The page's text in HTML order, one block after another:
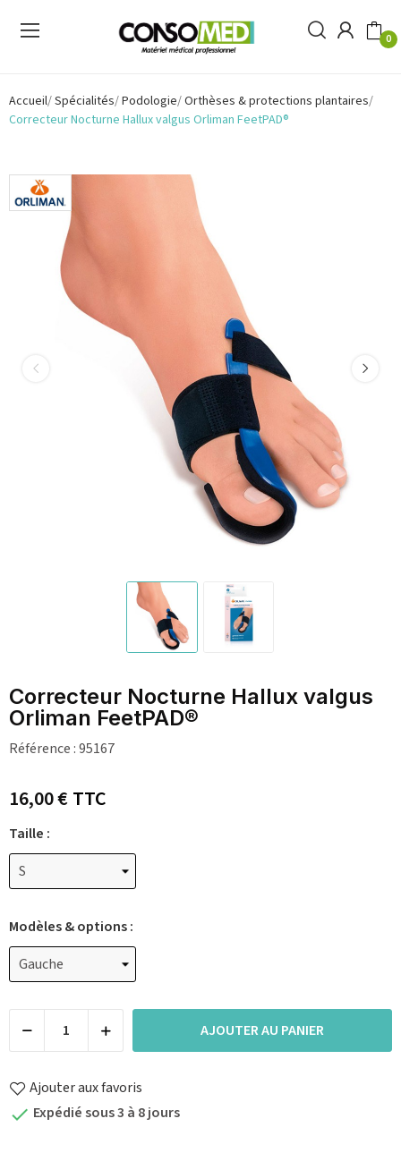
0
Accueil Spécialités Podologie Orthèses & protections plantaires
Correcteur Nocturne Hallux valgus Orliman FeetPAD®
Correcteur Nocturne Hallux valgus
Orliman FeetPAD®
Référence :95167
16,00 €TTC
Taille :
Modèles & options :
AJOUTER AU PANIER
Ajouter aux favoris
 Expédié sous 3 à 8 jours